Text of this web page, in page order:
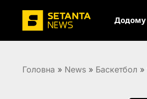
Додому
Головна » News » Баскетбол »